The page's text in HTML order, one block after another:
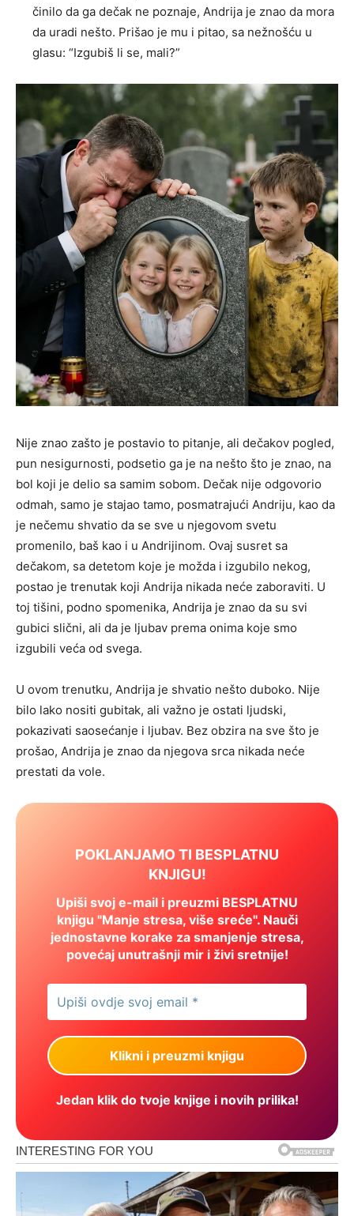
činilo da ga dečak ne poznaje, Andrija je znao da mora
da uradi nešto. Prišao je mu i pitao, sa nežnošću u
glasu: “Izgubiš li se, mali?”
Nije znao zašto je postavio to pitanje, ali dečakov pogled,
pun nesigurnosti, podsetio ga je na nešto što je znao, na
bol koji je delio sa samim sobom. Dečak nije odgovorio
odmah, samo je stajao tamo, posmatrajući Andriju, kao da
je nečemu shvatio da se sve u njegovom svetu
promenilo, baš kao i u Andrijinom. Ovaj susret sa
dečakom, sa detetom koje je možda i izgubilo nekog,
postao je trenutak koji Andrija nikada neće zaboraviti. U
toj tišini, podno spomenika, Andrija je znao da su svi
gubici slični, ali da je ljubav prema onima koje smo
izgubili veća od svega.
U ovom trenutku, Andrija je shvatio nešto duboko. Nije
bilo lako nositi gubitak, ali važno je ostati ljudski,
pokazivati saosećanje i ljubav. Bez obzira na sve što je
prošao, Andrija je znao da njegova srca nikada neće
prestati da vole.
POKLANJAMO TI BESPLATNU
KNJIGU!
Upiši svoj e-mail i preuzmi BESPLATNU
knjigu "Manje stresa, više sreće". Nauči
jednostavne korake za smanjenje stresa,
povećaj unutrašnji mir i živi sretnije!
Jedan klik do tvoje knjige i novih prilika!